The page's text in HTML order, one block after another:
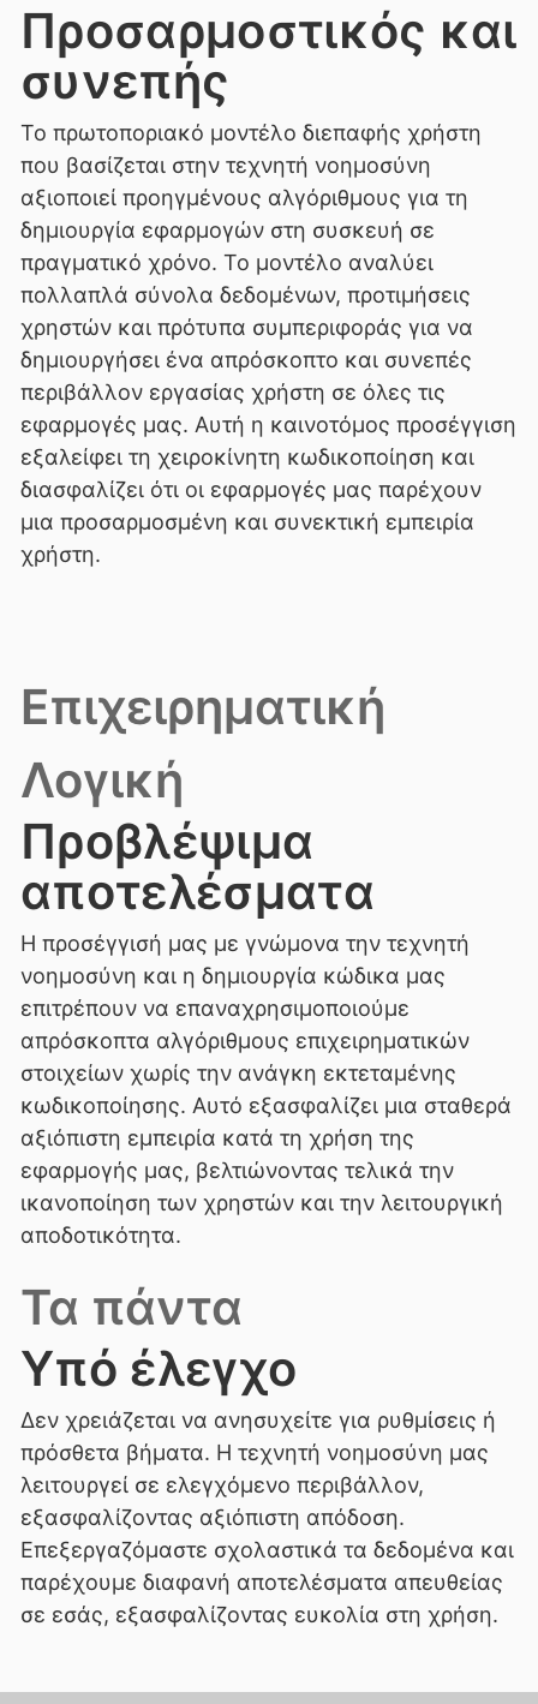
Προσαρμοστικός και
συνεπής
Το πρωτοποριακό μοντέλο διεπαφής χρήστη
που βασίζεται στην τεχνητή νοημοσύνη
αξιοποιεί προηγμένους αλγόριθμους για τη
δημιουργία εφαρμογών στη συσκευή σε
πραγματικό χρόνο. Το μοντέλο αναλύει
πολλαπλά σύνολα δεδομένων, προτιμήσεις
χρηστών και πρότυπα συμπεριφοράς για να
δημιουργήσει ένα απρόσκοπτο και συνεπές
περιβάλλον εργασίας χρήστη σε όλες τις
εφαρμογές μας. Αυτή η καινοτόμος προσέγγιση
εξαλείφει τη χειροκίνητη κωδικοποίηση και
διασφαλίζει ότι οι εφαρμογές μας παρέχουν
μια προσαρμοσμένη και συνεκτική εμπειρία
χρήστη.
Επιχειρηματική
Λογική
Προβλέψιμα
αποτελέσματα
Η προσέγγισή μας με γνώμονα την τεχνητή
νοημοσύνη και η δημιουργία κώδικα μας
επιτρέπουν να επαναχρησιμοποιούμε
απρόσκοπτα αλγόριθμους επιχειρηματικών
στοιχείων χωρίς την ανάγκη εκτεταμένης
κωδικοποίησης. Αυτό εξασφαλίζει μια σταθερά
αξιόπιστη εμπειρία κατά τη χρήση της
εφαρμογής μας, βελτιώνοντας τελικά την
ικανοποίηση των χρηστών και την λειτουργική
αποδοτικότητα.
Τα πάντα
Υπό έλεγχο
Δεν χρειάζεται να ανησυχείτε για ρυθμίσεις ή
πρόσθετα βήματα. Η τεχνητή νοημοσύνη μας
λειτουργεί σε ελεγχόμενο περιβάλλον,
εξασφαλίζοντας αξιόπιστη απόδοση.
Επεξεργαζόμαστε σχολαστικά τα δεδομένα και
παρέχουμε διαφανή αποτελέσματα απευθείας
σε εσάς, εξασφαλίζοντας ευκολία στη χρήση.